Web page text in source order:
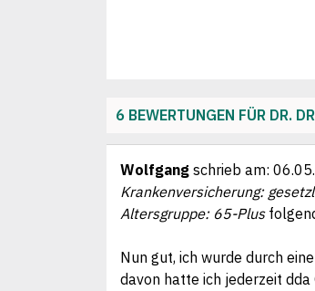
6 BEWERTUNGEN FÜR DR.
Wolfgang schrieb am:
Krankenversicherung:
Altersgruppe: 65-Plus
Nun gut, ich wurde durch
davon hatte ich jederzeit